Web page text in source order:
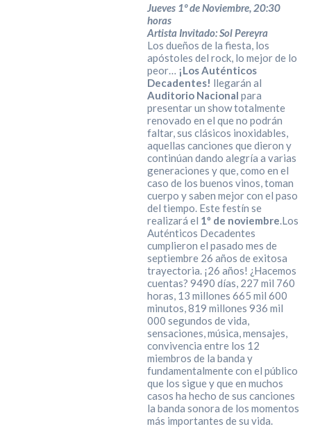
Jueves 1º de Noviembre, 20:30
horas
Artista Invitado: Sol Pereyra
Los dueños de la fiesta, los
apóstoles del rock, lo mejor de lo
peor… ¡Los Auténticos
Decadentes! llegarán al
Auditorio Nacional para
presentar un show totalmente
renovado en el que no podrán
faltar, sus clásicos inoxidables,
aquellas canciones que dieron y
continúan dando alegría a varias
generaciones y que, como en el
caso de los buenos vinos, toman
cuerpo y saben mejor con el paso
del tiempo. Este festín se
realizará el 1º de noviembre.Los
Auténticos Decadentes
cumplieron el pasado mes de
septiembre 26 años de exitosa
trayectoria. ¡26 años! ¿Hacemos
cuentas? 9490 días, 227 mil 760
horas, 13 millones 665 mil 600
minutos, 819 millones 936 mil
000 segundos de vida,
sensaciones, música, mensajes,
convivencia entre los 12
miembros de la banda y
fundamentalmente con el público
que los sigue y que en muchos
casos ha hecho de sus canciones
la banda sonora de los momentos
más importantes de su vida.